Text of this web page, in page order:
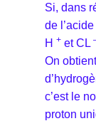
Si, dans
de
H +et CL
On
c’est le
proton